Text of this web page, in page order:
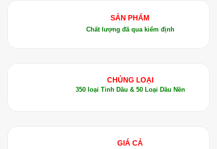
SẢN PHẨM
Chất lượng đã qua kiểm định
CHỦNG LOẠI
350 loại Tinh Dầu & 50 Loại Dầu Nền
GIÁ CẢ